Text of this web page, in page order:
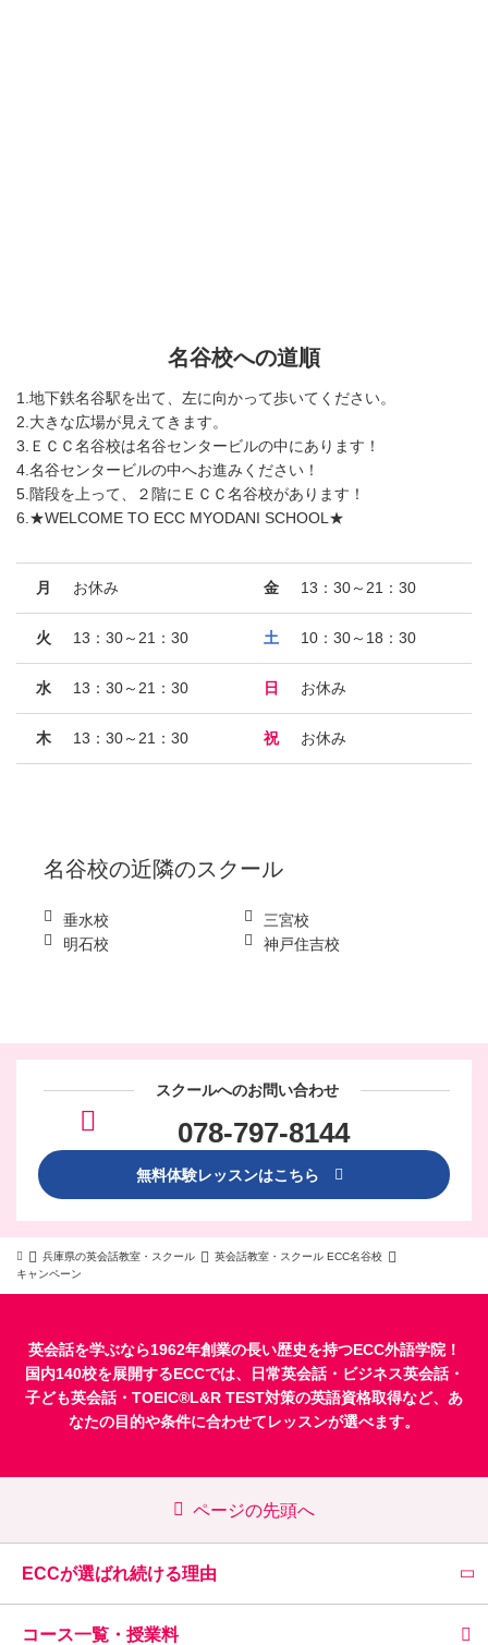
名谷校への道順
1.地下鉄名谷駅を出て、左に向かって歩いてください。
2.大きな広場が見えてきます。
3.ＥＣＣ名谷校は名谷センタービルの中にあります！
4.名谷センタービルの中へお進みください！
5.階段を上って、２階にＥＣＣ名谷校があります！
6.★WELCOME TO ECC MYODANI SCHOOL★
月 お休み
火 13：30～21：30
水 13：30～21：30
木 13：30～21：30
金 13：30～21：30
土 10：30～18：30
日 お休み
祝 お休み
名谷校の近隣のスクール
垂水校
三宮校
明石校
神戸住吉校
スクールへのお問い合わせ
078-797-8144
無料体験レッスンはこちら
兵庫県の英会話教室・スクール
英会話教室・スクール ECC名谷校
キャンペーン
英会話を学ぶなら1962年創業の長い歴史を持つECC外語学院！
国内140校を展開するECCでは、
日常英会話・ ビジネス英会話・
子ども英会話・ TOEIC®L&R TEST対策の英語資格取得など、あ
なたの目的や条件に合わせてレッスンが選べます。
ページの先頭へ
ECCが選ばれ続ける理由
コース一覧・授業料